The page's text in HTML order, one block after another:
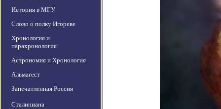
История в МГУ
Слово о полку Игореве
Хронология и
парахронология
Астрономия и Хронология
Альмагест
Запечатленная Россия
Сталиниана